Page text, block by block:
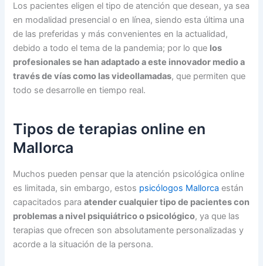
Los pacientes eligen el tipo de atención que desean, ya sea
en modalidad presencial o en línea, siendo esta última una
de las preferidas y más convenientes en la actualidad,
debido a todo el tema de la pandemia; por lo que los
profesionales se han adaptado a este innovador medio a
través de vías como las videollamadas, que permiten que
todo se desarrolle en tiempo real.
Tipos de terapias online en
Mallorca
Muchos pueden pensar que la atención psicológica online
es limitada, sin embargo, estos psicólogos Mallorca están
capacitados paraatender cualquier tipo de pacientes con
problemas a nivel psiquiátrico o psicológico, ya que las
terapias que ofrecen son absolutamente personalizadas y
acorde a la situación de la persona.